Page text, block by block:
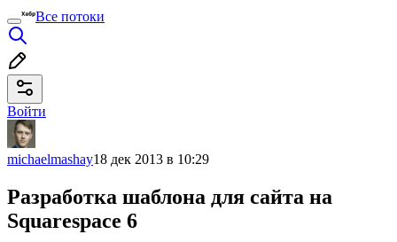
Все потоки
Войти
michaelmashay18 дек 2013 в 10:29
Разработка шаблона для сайта на
Squarespace 6